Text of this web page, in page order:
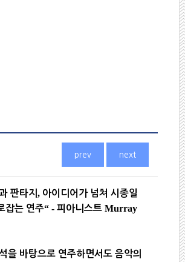
판타지, 아이디어가 넘쳐 시종일
잡는 연주“ -피아니스트Murray
을 바탕으로 연주하면서도 음악의